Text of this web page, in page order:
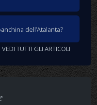
dell’Atalanta?
VEDI TUTTI GLI ARTICOLI